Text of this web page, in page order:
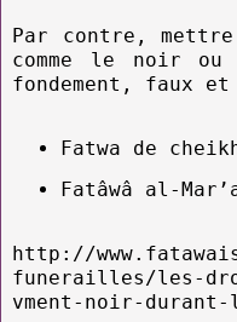
Par contre,
comme le noir
fondement, faux et
Fatwa de
Fatâwâ al-
http://
funerailles/les-
vment-noir-